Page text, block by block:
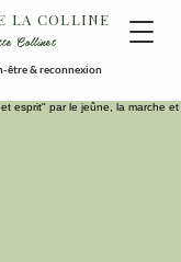
LA COLLINE
Collinet
être & reconnexion